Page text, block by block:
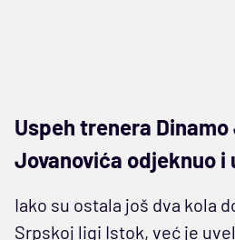
Uspeh trenera Dinamo
Jovanovića odjeknuo i
Iako su ostala još dva kola
Srpskoj ligi Istok, već je